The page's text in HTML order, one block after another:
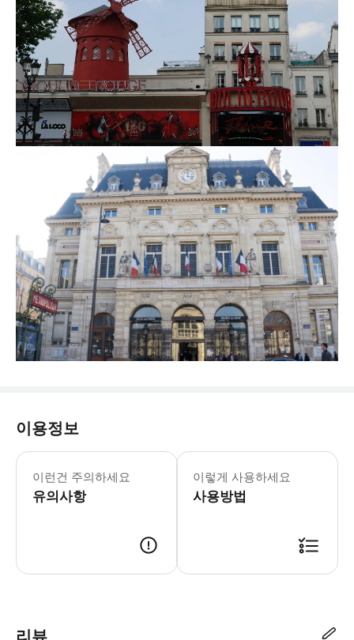
이용정보
이런건 주의하세요
유의사항
☝️ 꼭 알아두세요 - 1인은 투어 합류만
이렇게 사용하세요
사용방법
리뷰